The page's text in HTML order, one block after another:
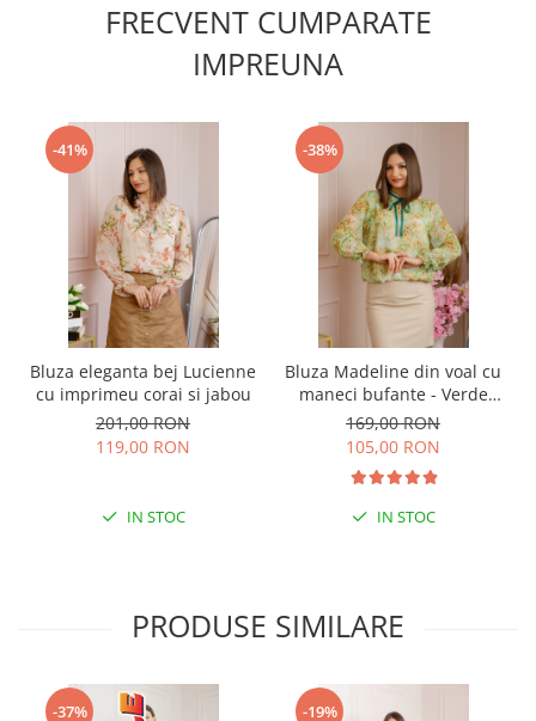
FRECVENT CUMPARATE
IMPREUNA
-41%
Bluza eleganta bej Lucienne
cu imprimeu corai si jabou
201,00 RON
119,00 RON
IN STOC
-38%
Bluza Madeline din voal cu
maneci bufante - Verde
crud
169,00 RON
105,00 RON
IN STOC
PRODUSE SIMILARE
-37% -19%